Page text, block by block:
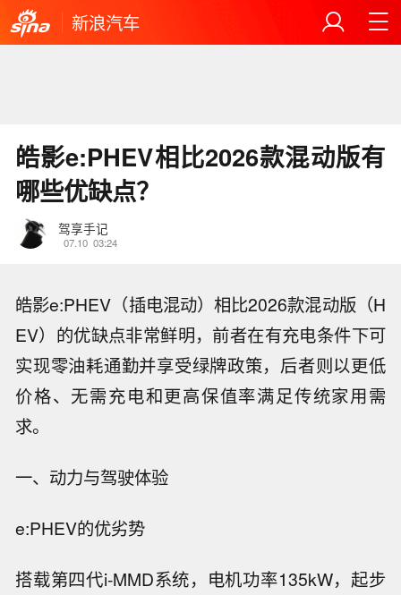
新浪汽车
皓影e:PHEV相比2026款混动版有
哪些优缺点？
驾享手记
07.10 03:24
皓影e:PHEV（插电混动）相比2026款混动版（H
EV）的优缺点非常鲜明，前者在有充电条件下可
实现零油耗通勤并享受绿牌政策，后者则以更低
价格、无需充电和更高保值率满足传统家用需
求。
一、动力与驾驶体验
e:PHEV的优劣势
搭载第四代i-MMD系统，电机功率135kW，起步